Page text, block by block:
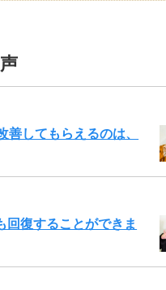
してもらえるのは、
回復することができま